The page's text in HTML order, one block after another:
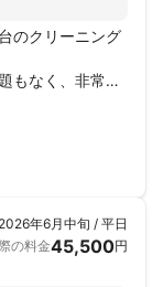
のクリーニング
もなく、非常に
ました。
2026年6月中旬 / 平日
の料金45,500円